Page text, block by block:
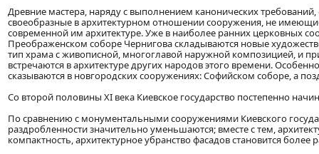
Древние мастера, наряду с выполнением канонических
своеобразные в архитектурном отношении сооружения, не
современной им архитектуре. Уже в наиболее ранних церковных
Преображенском соборе Чернигова складываются новые
тип храма с живописной, многоглавой наружной композицией, и
встречаются в архитектуре других народов этого времени.
сказываются в новгородских сооружениях: Софийском соборе, а
Со второй половины XI века Киевское государство постепенно
По сравнению с монументальными сооружениями Киевского
раздробленности значительно уменьшаются; вместе с тем,
компактность, архитектурное убранство фасадов становится